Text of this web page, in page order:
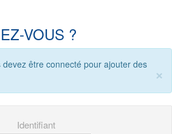
VOUS ?
devez être connecté pour ajouter des
×
Identifiant